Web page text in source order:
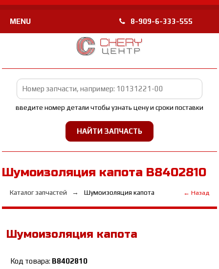
MENU 8-909-6-333-555
введите номер детали чтобы узнать цену и сроки поставки
Шумоизоляция капота B8402810
Каталог запчастей Шумоизоляция капота ← Назад
Шумоизоляция капота
Код товара: B8402810